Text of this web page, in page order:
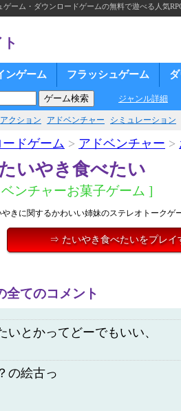
ーム・ダウンロードゲームの無料で遊べる人気
ンゲーム フラッシュゲーム
ジャンル詳細
アクション アドベンチャー シミュレーション
ドゲーム > アドベンチャー >
いやき食べたい
ンチャーお菓子ゲーム ]
やきに関するかわいい姉妹のステレオトークゲ
⇒ たいやき食べたいをプレイ
全てのコメント
いとかってどーでもいい、
の絵古っ